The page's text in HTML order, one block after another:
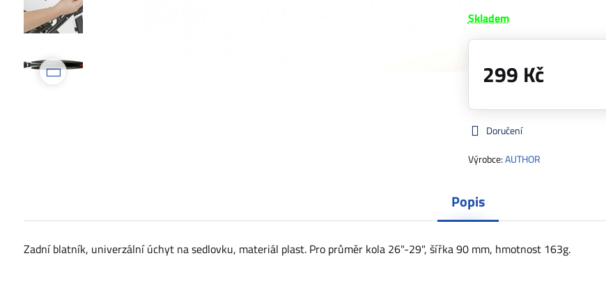
Skladem
299 Kč
Doručení
Výrobce:AUTHOR
Popis
Zadní blatník, univerzální úchyt na sedlovku, materiál plast. Pro průměr kola 26"-29", šířka 90 mm, hmotnost 163g.